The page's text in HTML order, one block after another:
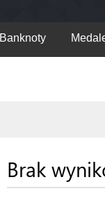
Banknoty
Brak